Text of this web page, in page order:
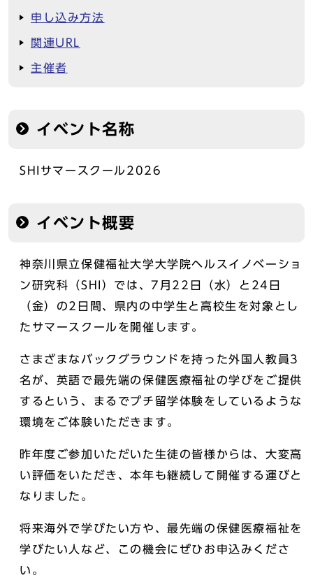
申し込み方法
関連URL
主催者
イベント名称
SHIサマースクール2026
イベント概要
神奈川県立保健福祉大学大学院ヘルスイノベーショ
ン研究科（SHI）では、7月22日（水）と24日
（金）の2日間、県内の中学生と高校生を対象とし
たサマースクールを開催します。
さまざまなバックグラウンドを持った外国人教員3
名が、英語で最先端の保健医療福祉の学びをご提供
するという、まるでプチ留学体験をしているような
環境をご体験いただきます。
昨年度ご参加いただいた生徒の皆様からは、大変高
い評価をいただき、本年も継続して開催する運びと
なりました。
将来海外で学びたい方や、最先端の保健医療福祉を
学びたい人など、この機会にぜひお申込みくださ
い。